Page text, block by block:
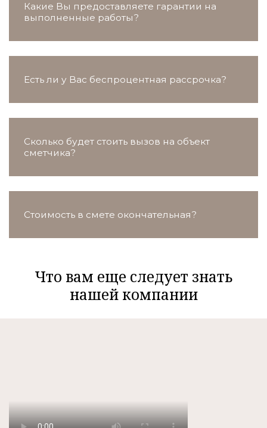
Какие Вы предоставляете гарантии на
выполненные работы?
Есть ли у Вас беспроцентная рассрочка?
Сколько будет стоить вызов на объект
сметчика?
Стоимость в смете окончательная?
Что вам еще следует знать
нашей компании